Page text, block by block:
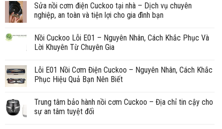
Sửa nồi cơm điện Cuckoo tại nhà – Dịch vụ chuyên
nghiệp, an toàn và tiện lợi cho gia đình bạn
Nồi Cuckoo Lỗi E01 – Nguyên Nhân, Cách Khắc Phục Và
Lời Khuyên Từ Chuyên Gia
Lỗi E01 Nồi Cơm Điện Cuckoo – Nguyên Nhân, Cách Khắc
Phục Hiệu Quả Bạn Nên Biết
Trung tâm bảo hành nồi cơm Cuckoo – Địa chỉ tin cậy cho
sự an tâm tuyệt đối